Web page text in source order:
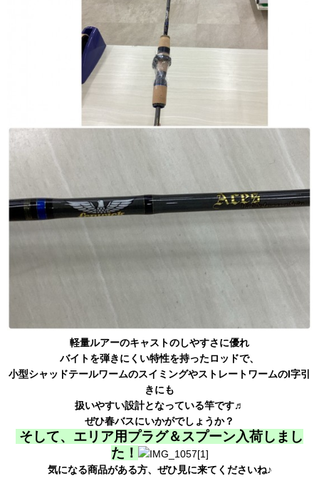
軽量ルアーのキャストのしやすさに優れ
バイトを弾きにくい特性を持ったロッドで、
小型シャッドテールワームのスイミングやストレートワームのI字引
きにも
扱いやすい設計となっている竿です♬
ぜひ春バスにいかがでしょうか？
そして、エリア用プラグ＆スプーン入荷しまし
た！
気になる商品がある方、ぜひ見に来てくださいね♪